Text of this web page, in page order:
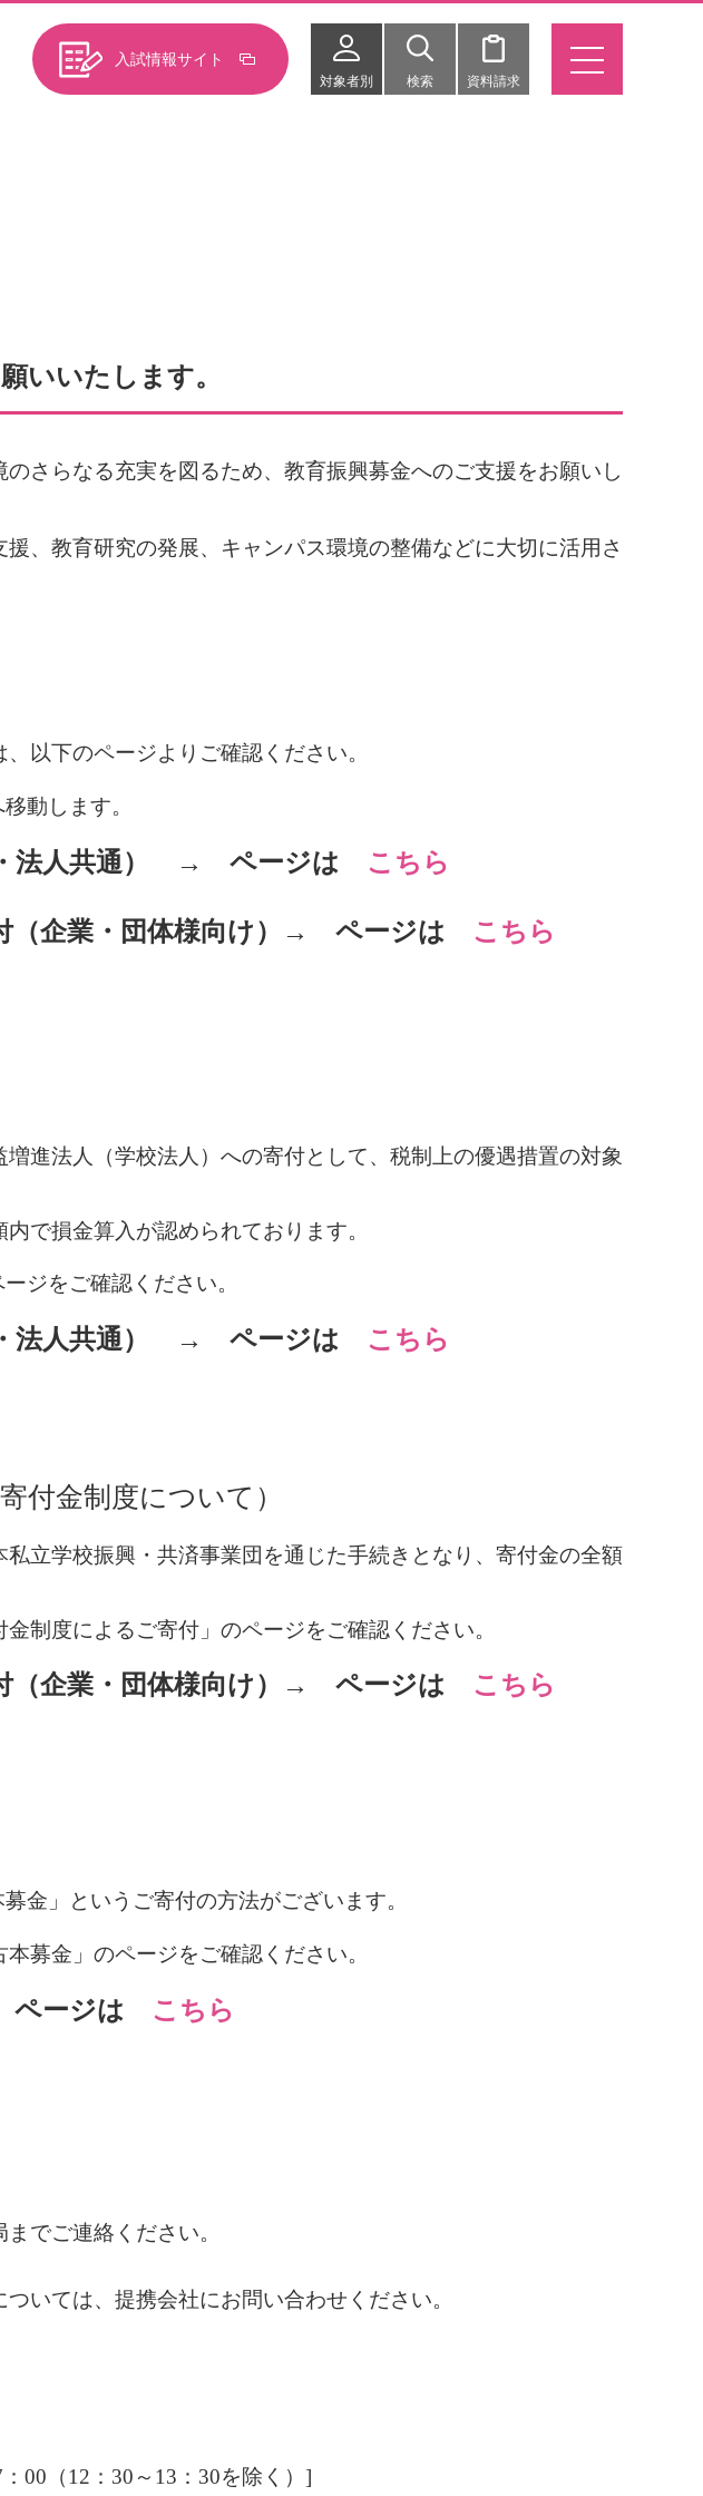
入試情報サイト
対象者別 検索 資料請求
いいたします。
さらなる充実を図るため、教育振興募金へのご支援をお願いし
、教育研究の発展、キャンパス環境の整備などに大切に活用さ
以下のページよりご確認ください。
動します。
・法人共通） → ページは こちら
企業・団体様向け） → ページは こちら
進法人（学校法人）への寄付として、税制上の優遇措置の対象
で損金算入が認められております。
ジをご確認ください。
・法人共通） → ページは こちら
付金制度について）
立学校振興・共済事業団を通じた手続きとなり、寄付金の全額
制度によるご寄付」のページをご確認ください。
企業・団体様向け） → ページは こちら
金」というご寄付の方法がございます。
募金」のページをご確認ください。
ージは こちら
でご連絡ください。
いては、提携会社にお問い合わせください。
00（12：30～13：30を除く） ]